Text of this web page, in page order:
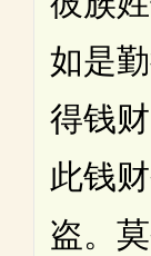
如是
得钱
此钱
盗。